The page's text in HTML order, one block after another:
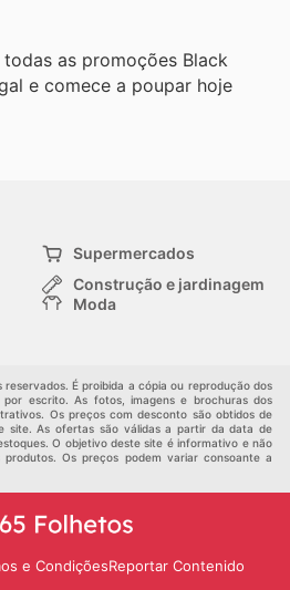
todas as promoções Black
e comece a poupar hoje
Supermercados
Construção e jardinagem
Moda
É proibida a cópia ou reprodução dos
escrito. As fotos, imagens e brochuras dos
Os preços com desconto são obtidos de
site. As ofertas são válidas a partir da data de
O objetivo deste site é informativo e não
Os preços podem variar consoante a
e CondiçõesReportar Contenido